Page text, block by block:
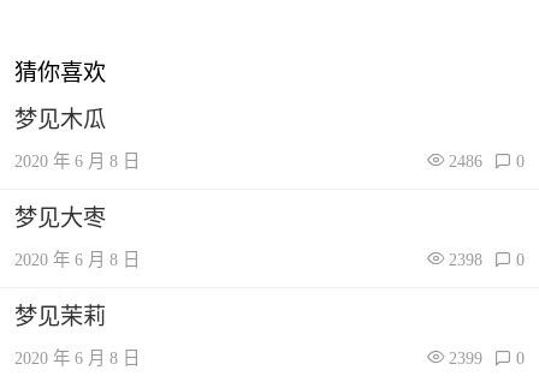
猜你喜欢
梦见木瓜
2020 年 6 月 8 日 2486 0
梦见大枣
2020 年 6 月 8 日 2398 0
梦见茉莉
2020 年 6 月 8 日 2399 0